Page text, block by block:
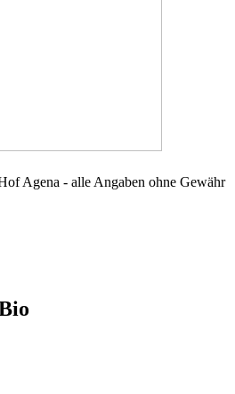
Agena - alle Angaben ohne Gewähr